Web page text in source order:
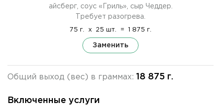
айсберг, соус «Гриль», сыр Чеддер.
Требует разогрева.
75 г. x 25 шт. = 1 875 г.
Заменить
Общий выход (вес) в граммах: 18 875 г.
Включенные услуги